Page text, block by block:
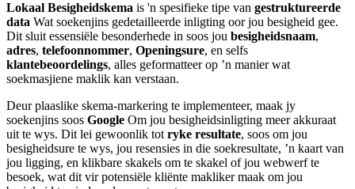
Lokaal Besigheidskema is 'n spesifieke tipe van gestruktureerde
data Wat soekenjins gedetailleerde inligting oor jou besigheid gee.
Dit sluit essensiële besonderhede in soos jou besigheidsnaam,
adres, telefoonnommer, Openingsure, en selfs
klantebeoordelings, alles geformatteer op ’n manier wat
soekmasjiene maklik kan verstaan.
Deur plaaslike skema-markering te implementeer, maak jy
soekenjins soos Google Om jou besigheidsinligting meer akkuraat
uit te wys. Dit lei gewoonlik totryke resultate, soos om jou
besigheidsure te wys, jou resensies in die soekresultate, ’n kaart van
jou ligging, en klikbare skakels om te skakel of jou webwerf te
besoek, wat dit vir potensiële kliënte makliker maak om jou